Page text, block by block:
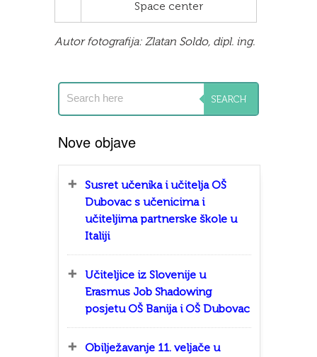
Space center
Autor fotografija: Zlatan Soldo, dipl. ing.
Nove objave
Susret učenika i učitelja OŠ
Dubovac s učenicima i
učiteljima partnerske škole u
Italiji
Učiteljice iz Slovenije u
Erasmus Job Shadowing
posjetu OŠ Banija i OŠ Dubovac
Obilježavanje 11. veljače u